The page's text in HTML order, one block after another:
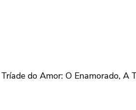
do Amor: O Enamorado, A